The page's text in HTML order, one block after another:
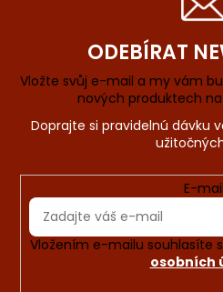
ODEBÍRAT
Vložte svůj e-mail a my vám
nových produktech
E-mail
Vložením e-mailu souhlasíte s
osobních